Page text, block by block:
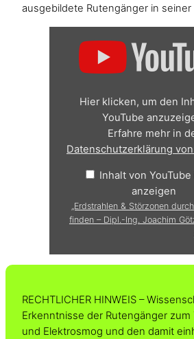
ausgebildete Rutengänger in
Störzonen
Rutengehen
erklärt
Hier klicken, um den
YouTube
Erfahre mehr in
Datenschutzerklärung von
Inhalt von
anzeigen
„Erdstrahlen & Störzonen
finden – Dipl.-Ing. Joachim
RECHTLICHER HINWEIS –
Erkenntnisse der Rutengänger zum
und Elektrosmog und den damit